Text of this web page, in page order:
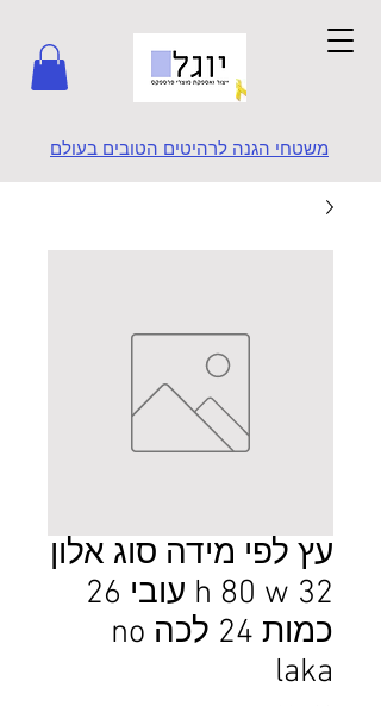
משטחי הגנה לרהיטים הטובים בעולם
עץ לפי מידה סוג אלון
h 80 w 32 עובי 26
כמות 24 לכה no
laka